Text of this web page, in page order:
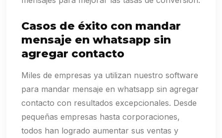
Casos de éxito con mandar
mensaje en whatsapp sin
agregar contacto
Miles de empresas ya utilizan nuestro software
para mandar mensaje en whatsapp sin agregar
contacto con resultados excepcionales. Desde
pequeñas empresas hasta corporaciones,
todos han logrado aumentar sus ventas y